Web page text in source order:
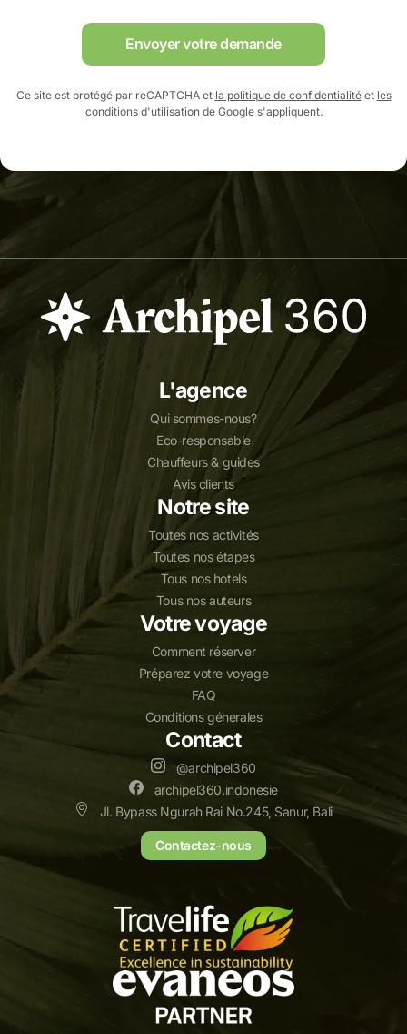
Envoyer votre demande
Ce site est protégé par reCAPTCHA et la politique de confidentialitéet les
conditions d'utilisationde Google s'appliquent.
L'agence
Qui sommes-nous?
Eco-responsable
Chauffeurs & guides
Avis clients
Notre site
Toutes nos activités
Toutes nos étapes
Tous nos hotels
Tous nos auteurs
Votre voyage
Comment réserver
Préparez votre voyage
FAQ
Conditions génerales
Contact
@archipel360
archipel360.indonesie
Jl. Bypass Ngurah Rai No.245, Sanur, Bali
Contactez-nous